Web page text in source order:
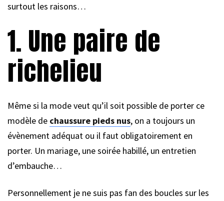
surtout les raisons…
1. Une paire de
richelieu
Même si la mode veut qu’il soit possible de porter ce
modèle de chaussure pieds nus, on a toujours un
évènement adéquat ou il faut obligatoirement en
porter. Un mariage, une soirée habillé, un entretien
d’embauche…
Personnellement je ne suis pas fan des boucles sur les